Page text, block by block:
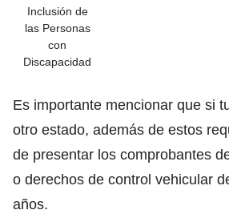
Inclusión de
las Personas
con
Discapacidad
Es importante mencionar que si
otro estado, además de estos
de presentar los comprobantes
o derechos de control vehicular
años.